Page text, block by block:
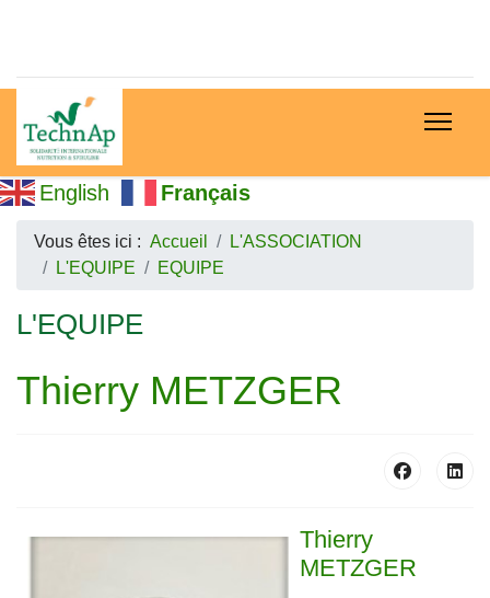
English Français
Vous êtes ici : Accueil
L'ASSOCIATION
L'EQUIPE
EQUIPE
L'EQUIPE
Thierry METZGER
Thierry
METZGER